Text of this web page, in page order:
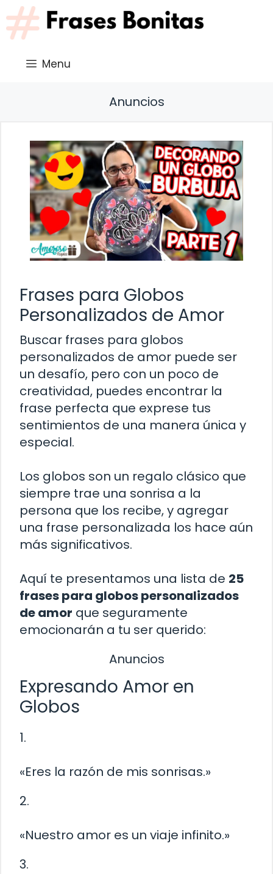
Saltar
al
contenido
Menu
Anuncios
Frases para Globos
Personalizados de Amor
Buscar frases para globos
personalizados de amor puede ser
un desafío, pero con un poco de
creatividad, puedes encontrar la
frase perfecta que exprese tus
sentimientos de una manera única y
especial.
Los globos son un regalo clásico que
siempre trae una sonrisa a la
persona que los recibe, y agregar
una frase personalizada los hace aún
más significativos.
Aquí te presentamos una lista de 25
frases para globos personalizados
de amor que seguramente
emocionarán a tu ser querido:
Anuncios
Expresando Amor en
Globos
1.
«Eres la razón de mis sonrisas.»
2.
«Nuestro amor es un viaje infinito.»
3.